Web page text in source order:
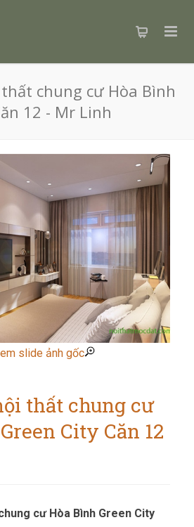
chung cư Hòa Bình
12 - Mr Linh
slide ảnh gốc
thất chung cư
City Căn 12 -
cư Hòa Bình Green City